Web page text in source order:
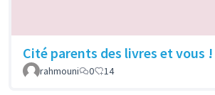
Cité parents des livres et vous !
rahmouni
0 14